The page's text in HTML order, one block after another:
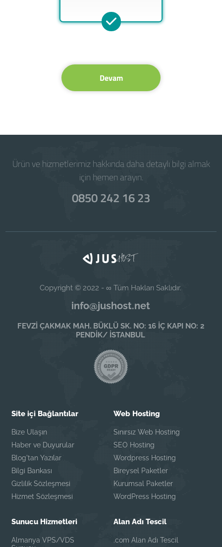
Devam
Ürün ve hizmetlerimiz hakkında daha detaylı bilgi almak
için hemen arayın.
0850 242 16 23
Copyright © 2022 - ∞ Tüm Hakları Saklıdır.
info@jushost.net
FEVZİ ÇAKMAK MAH. BÜKLÜ SK. NO: 16 İÇ KAPI NO: 2
PENDİK/ İSTANBUL
Site içi Bağlantılar
Bize Ulaşın
Haber ve Duyurular
Blog'tan Yazılar
Bilgi Bankası
Gizlilik Sözleşmesi
Hizmet Sözleşmesi
Web Hosting
Sınırsız Web Hosting
SEO Hosting
Wordpress Hosting
Bireysel Paketler
Kurumsal Paketler
WordPress Hosting
Sunucu Hizmetleri
Almanya VPS/VDS
Alan Adı Tescil
.com Alan Adı Tescil